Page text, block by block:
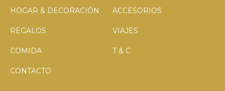
HOGAR & DECORACIÓN ACCESORIOS
REGALOS VIAJES
COMIDA T & C
CONTACTO